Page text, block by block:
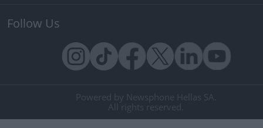
Follow Us
Powered by Newsphone Hellas SA.
All rights reserved.